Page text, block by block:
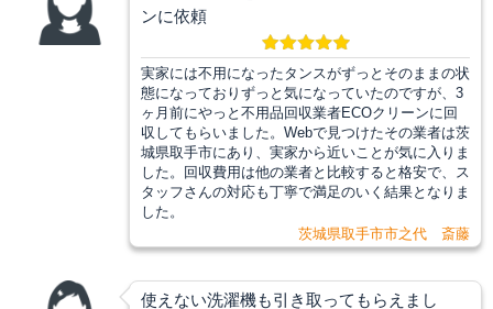
ンに依頼
実家には不用になったタンスがずっとそのままの状
態になっておりずっと気になっていたのですが、3
ヶ月前にやっと不用品回収業者ECOクリーンに回
収してもらいました。Webで見つけたその業者は茨
城県取手市にあり、実家から近いことが気に入りま
した。回収費用は他の業者と比較すると格安で、ス
タッフさんの対応も丁寧で満足のいく結果となりま
した。
茨城県取手市市之代 斎藤
使えない洗濯機も引き取ってもらえまし